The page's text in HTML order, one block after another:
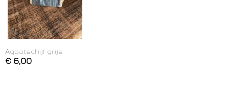
Agaatschijf grijs
€ 6,00